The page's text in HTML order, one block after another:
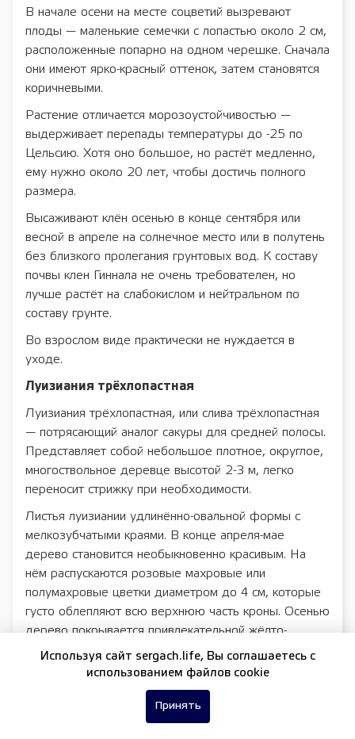
В начале осени на месте соцветий вызревают
плоды — маленькие семечки с лопастью около 2 см,
расположенные попарно на одном черешке. Сначала
они имеют ярко-красный оттенок, затем становятся
коричневыми.
Растение отличается морозоустойчивостью —
выдерживает перепады температуры до -25 по
Цельсию. Хотя оно большое, но растёт медленно,
ему нужно около 20 лет, чтобы достичь полного
размера.
Высаживают клён осенью в конце сентября или
весной в апреле на солнечное место или в полутень
без близкого пролегания грунтовых вод. К составу
почвы клен Гиннала не очень требователен, но
лучше растёт на слабокислом и нейтральном по
составу грунте.
Во взрослом виде практически не нуждается в
уходе.
Луизиания трёхлопастная
Луизиания трёхлопастная, или слива трёхлопастная
— потрясающий аналог сакуры для средней полосы.
Представляет собой небольшое плотное, округлое,
многоствольное деревце высотой 2-3 м, легко
переносит стрижку при необходимости.
Листья луизиании удлинённо-овальной формы с
мелкозубчатыми краями. В конце апреля-мае
дерево становится необыкновенно красивым. На
нём распускаются розовые махровые или
полумахровые цветки диаметром до 4 см, которые
густо облепляют всю верхнюю часть кроны. Осенью
дерево покрывается привлекательной жёлто-
бронзовой окраской.
Аллея из цветущих «миндальных» деревьев
создаст впечатляющую границу вдоль дорожки,
внутреннего дворика или газона, также это деревце
Используя сайт sergach.life, Вы соглашаетесь c
использованием файлов cookie
Принять